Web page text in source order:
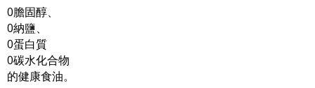
0膽固醇、
0納鹽、
0蛋白質
0碳水化合物
的健康食油。